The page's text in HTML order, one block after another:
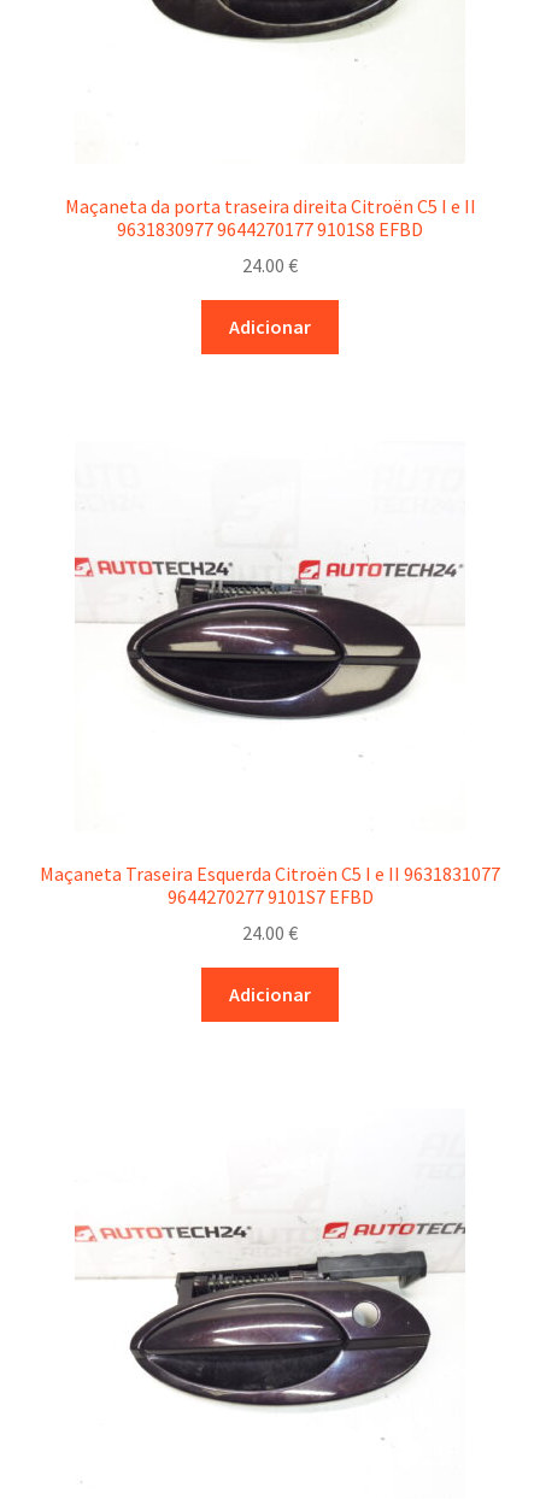
Maçaneta da porta traseira direita Citroën C5 I e II
9631830977 9644270177 9101S8 EFBD
24.00 €
Adicionar
Maçaneta Traseira Esquerda Citroën C5 I e II 9631831077
9644270277 9101S7 EFBD
24.00 €
Adicionar